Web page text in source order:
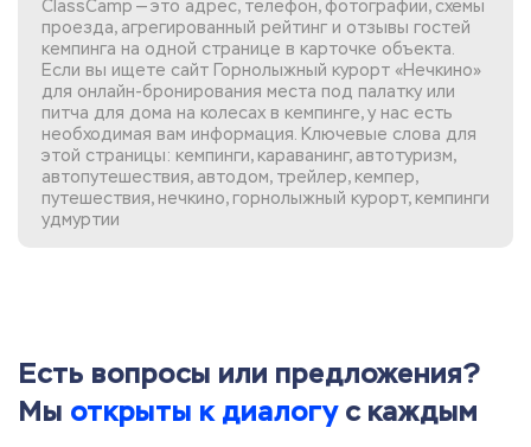
ClassCamp — это адрес, телефон, фотографии, схемы
проезда, агрегированный рейтинг и отзывы гостей
кемпинга на одной странице в карточке объекта.
Если вы ищете сайт Горнолыжный курорт «Нечкино»
для онлайн-бронирования места под палатку или
питча для дома на колесах в кемпинге, у нас есть
необходимая вам информация. Ключевые слова для
этой страницы: кемпинги, караванинг, автотуризм,
автопутешествия, автодом, трейлер, кемпер,
путешествия, нечкино, горнолыжный курорт, кемпинги
удмуртии
Есть вопросы или предложения?
Мы открыты к диалогус каждым